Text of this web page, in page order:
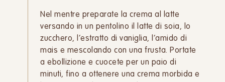
Nel mentre preparate la crema al latte
versando in un pentolino il latte di soia, lo
zucchero, l’estratto di vaniglia, l’amido di
mais e mescolando con una frusta. Portate
a ebollizione e cuocete per un paio di
minuti, fino a ottenere una crema morbida e